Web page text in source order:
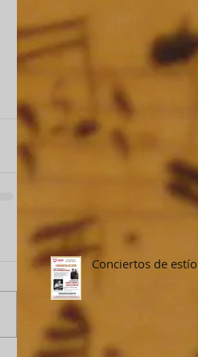
Conciertos de estío